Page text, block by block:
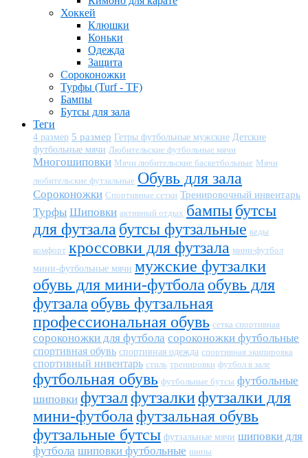
Хоккей
Клюшки
Коньки
Одежда
Защита
Сороконожки
Турфы (Turf - TF)
Бампы
Бутсы для зала
Теги
4 размер 5 размер Гетры футбольные мужские Детские
футбольные мячи Любительские футбольные мячи
Многошиповки Мячи любительские баскетбольные Мячи
любительские футзальные Обувь для зала
Сороконожки Спортивные сетки Тренировочный инвентарь
Турфы Шиповки активный отдых бампыбутсы
для футзала бутсы футзальные кеды
комфорт кроссовки для футзала мини-футбол
мини-футбольные мячи мужские футзалки
обувь для мини-футбола обувь для
футзала обувь футзальная
профессиональная обувь сетка спортивная
сороконожки для футбола сороконожки футбольные
спортивная обувь спортивная одежда спортивная экипировка
спортивный инвентарь стиль тренировки футбол в зале
футбольная обувь футбольные бутсы футбольные
шиповки футзалфутзалкифутзалки для
мини-футбола футзальная обувь
футзальные бутсы футзальные мячи шиповки для
футбола шиповки футбольные шипы